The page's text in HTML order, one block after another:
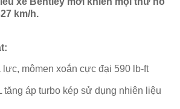
km/h.
lực, mômen xoắn cực đại 590 lb-ft
tăng áp turbo kép sử dụng nhiên liệu